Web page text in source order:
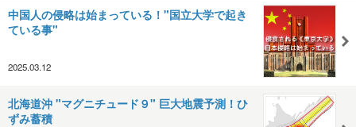
中国人の侵略は始まっている！"国立大学で起き
ている事"
2025.03.12
北海道沖 "マグニチュード９" 巨大地震予測！ひ
ずみ蓄積